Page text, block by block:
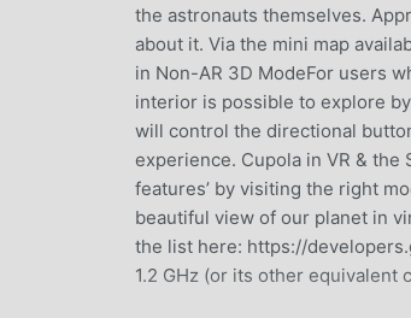
the astronauts themselves.
about it. Via the mini map
in Non-AR 3D ModeFor users
interior is possible to explore
will control the directional
experience. Cupola in VR & the
features’ by visiting the right
beautiful view of our planet in
the list here: https://
1.2 GHz (or its other equivalent